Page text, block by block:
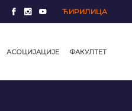
ЋИРИЛИЦА
АСОЦИЈАЦИЈЕ ФАКУЛТЕТ